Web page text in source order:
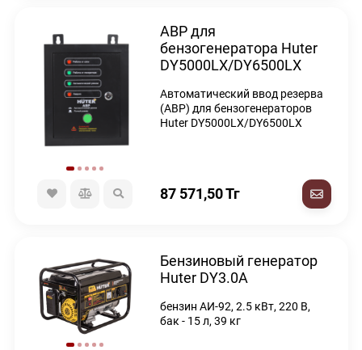
АВР для
бензогенератора Huter
DY5000LX/DY6500LX
Автоматический ввод резерва
(АВР) для бензогенераторов
Huter DY5000LX/DY6500LX
87 571,50Тг
Бензиновый генератор
Huter DY3.0A
бензин АИ-92, 2.5 кВт, 220 В,
бак - 15 л, 39 кг